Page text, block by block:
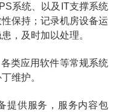
系统、以及IT支撑系统
保持；记录机房设备运
，及时加以处理。
类应用软件等常规系统
维护。
提供服务，服务内容包